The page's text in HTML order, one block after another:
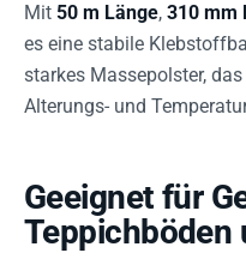
Mit 50 m Länge, 310 mm
es eine stabile
starkes Massepolster,
Alterungs- und
Geeignet für
Teppichböden